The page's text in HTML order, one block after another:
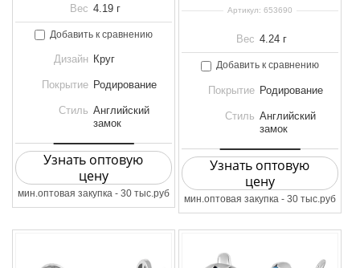
Вес 4.19 г
Добавить к сравнению
Дизайн Круг
Покрытие Родирование
Стиль Английский
замок
Узнать оптовую
цену
мин.оптовая закупка - 30 тыс.руб
Артикул: 653690
Вес 4.24 г
Добавить к сравнению
Покрытие Родирование
Стиль Английский
замок
Узнать оптовую
цену
мин.оптовая закупка - 30 тыс.руб